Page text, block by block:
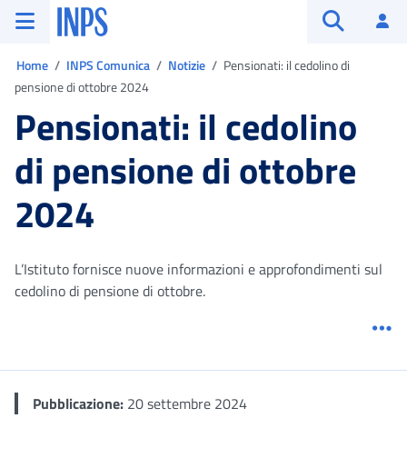
Vai al menu principale
Vai al contenuto principale
Vai al pie' di pagina
INPS ()
Home INPS Comunica Notizie
Pensionati: il cedolino di
pensione di ottobre 2024
Pensionati: il cedolino
di pensione di ottobre
2024
L’Istituto fornisce nuove informazioni e approfondimenti sul
cedolino di pensione di ottobre.
Pubblicazione: 20 settembre 2024